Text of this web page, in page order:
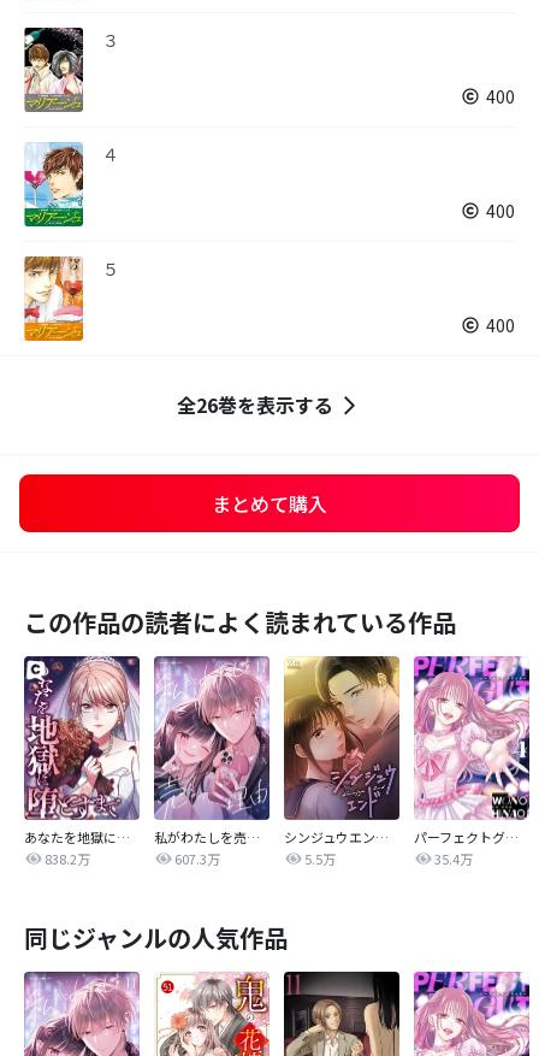
３
400
４
400
５
400
全26巻を表示する
まとめて購入
この作品の読者によく読まれている作品
あなたを地獄に堕とすまで
838.2万
私がわたしを売る理由
607.3万
シンジュウエンド【タテヨミ】
5.5万
パーフェクトグリッター
35.4万
同じジャンルの人気作品